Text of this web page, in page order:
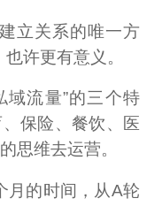
立关系的唯一方
许更有意义。
域流量”的三个特
保险、餐饮、医
思维去运营。
月的时间，从A轮